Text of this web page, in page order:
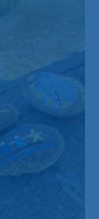
zu
hier unten zum